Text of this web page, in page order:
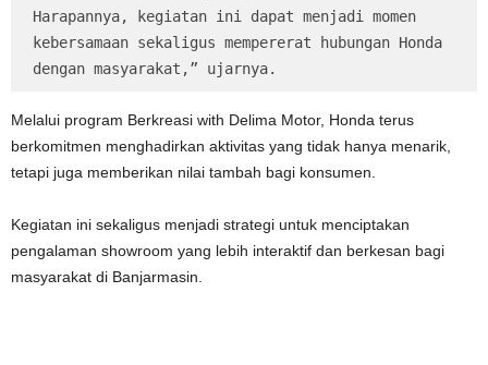
Harapannya, kegiatan ini dapat menjadi momen
kebersamaan sekaligus mempererat hubungan Honda
dengan masyarakat,” ujarnya.
Melalui program Berkreasi with Delima Motor, Honda terus
berkomitmen menghadirkan aktivitas yang tidak hanya menarik,
tetapi juga memberikan nilai tambah bagi konsumen.
Kegiatan ini sekaligus menjadi strategi untuk menciptakan
pengalaman showroom yang lebih interaktif dan berkesan bagi
masyarakat di Banjarmasin.